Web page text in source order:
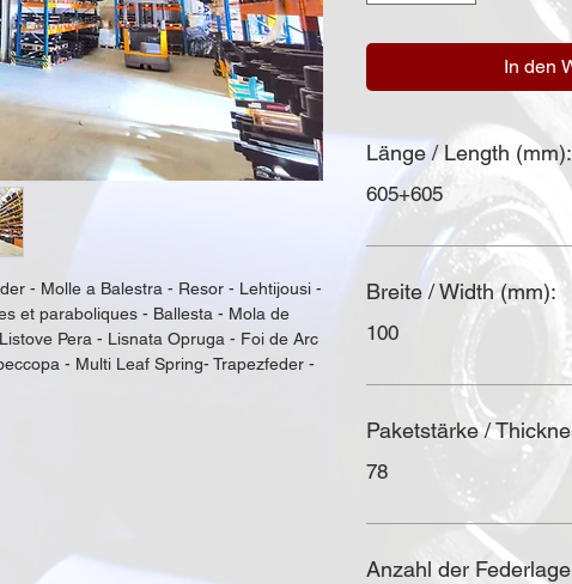
- Molle a Balestra - Resor - Lehtijousi -
et paraboliques - Ballesta - Mola de
Pera - Lisnata Opruga - Foi de Arc
- Multi Leaf Spring- Trapezfeder -
In den
Länge / Length (mm):
605+605
Breite / Width (mm):
100
Paketstärke /
78
Anzahl der